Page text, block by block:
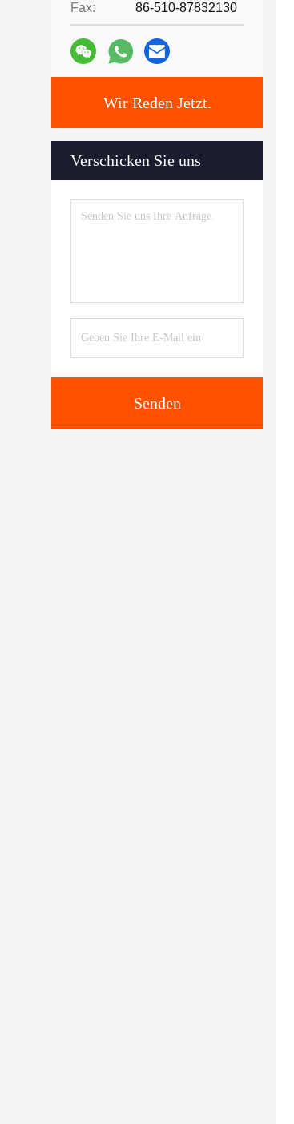
Fax: 86-510-87832130
Wir Reden Jetzt.
Verschicken Sie uns
Senden